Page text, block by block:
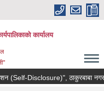
कार्यालय
(Self-Disclosure)", ठाकुरबाबा